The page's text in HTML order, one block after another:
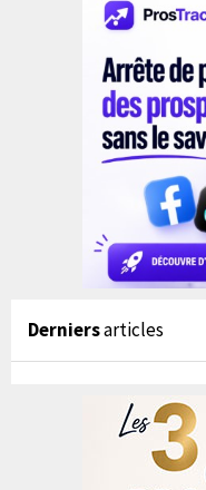
Derniersarticles